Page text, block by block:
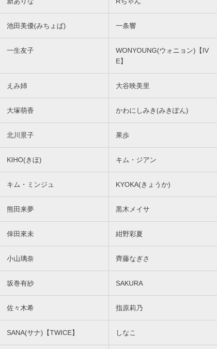
池田美優(みちょぱ) 一条響
一生友子
WONYOUNG(ウォニョン)【IV
E】
えみ姉 大谷映美里
大塚萌香 かわにしみき(みきぽん)
北川景子 果歩
KIHO(きほ) キム・ジアン
キム・ミンジュ KYOKA(きょうか)
熊田来夢 黒木メイサ
倖田來未 紺野彩夏
小山璃奈 齊藤なぎさ
坂巻有紗 SAKURA
佐々木希 指原莉乃
SANA(サナ)【TWICE】 しなこ